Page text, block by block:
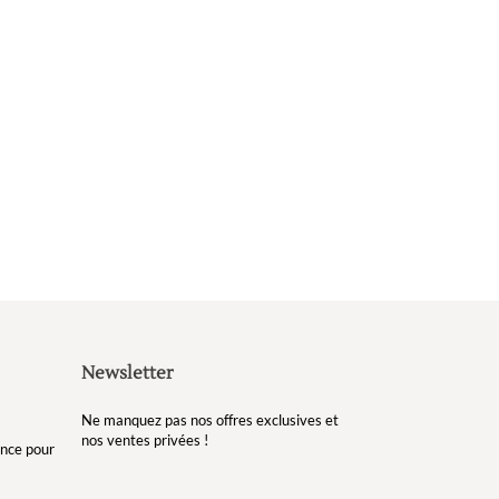
pour
Newsletter
Ne manquez pas nos offres exclusives et
nos ventes privées !